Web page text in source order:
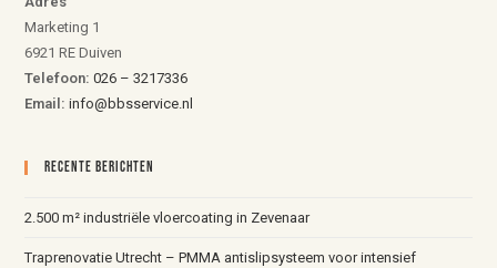
Marketing 1
6921 RE Duiven
Telefoon:026 – 3217336
Email: info@bbsservice.nl
Recente Berichten
2.500 m² industriële vloercoating in Zevenaar
Traprenovatie Utrecht – PMMA antislipsysteem voor intensief